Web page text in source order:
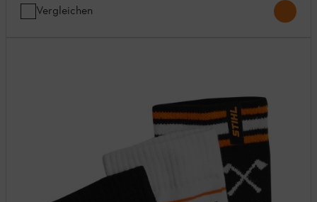
Vergleichen